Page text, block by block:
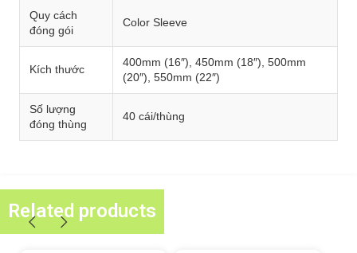
Quy cách
đóng gói
Color Sleeve
Kích thước
400mm (16″), 450mm (18″), 500mm
(20″), 550mm (22″)
Số lượng
đóng thùng
40 cái/thùng
Related products